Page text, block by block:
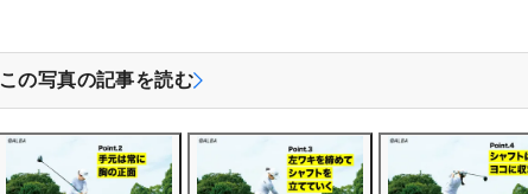
この写真の記事を読む